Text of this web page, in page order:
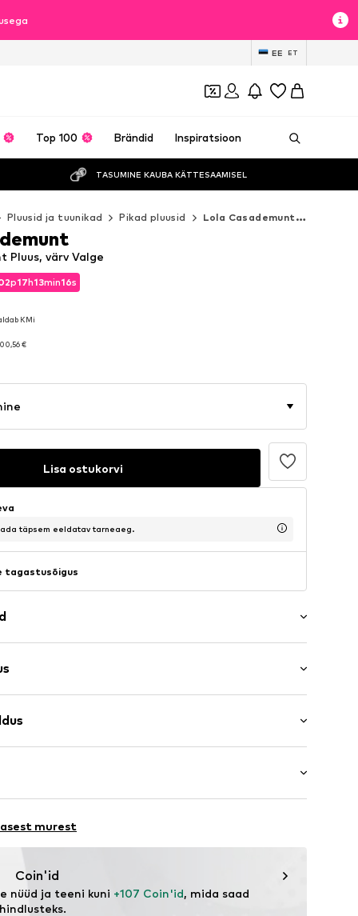
EE ET
Top 100 Brändid Inspiratsioon
TASUMINE KAUBA KÄTTESAAMISEL
Pluusid ja tuunikad Pikad pluusid Lola Casademunt Pikad pluusid
p17h13min15s
KMi
€
p17h13min15s
Pluus, värv Valge
Lisa ostukorvi
täpsem eeldatav tarneaeg.
tagastusõigus
krae
mansetid
tegumood
231
en/
murest
Coin'id
nüüd ja teeni kuni +107 Coin'id, mida saad